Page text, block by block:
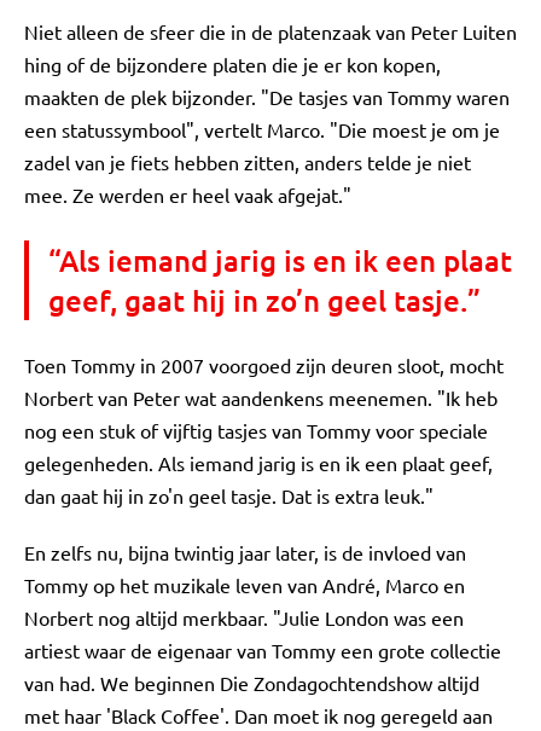
Niet alleen de sfeer die in de platenzaak van Peter Luiten
hing of de bijzondere platen die je er kon kopen,
maakten de plek bijzonder. "De tasjes van Tommy waren
een statussymbool", vertelt Marco. "Die moest je om je
zadel van je fiets hebben zitten, anders telde je niet
mee. Ze werden er heel vaak afgejat."
“Als iemand jarig is en ik een plaat
geef, gaat hij in zo’n geel tasje.”
Toen Tommy in 2007 voorgoed zijn deuren sloot, mocht
Norbert van Peter wat aandenkens meenemen. "Ik heb
nog een stuk of vijftig tasjes van Tommy voor speciale
gelegenheden. Als iemand jarig is en ik een plaat geef,
dan gaat hij in zo'n geel tasje. Dat is extra leuk."
En zelfs nu, bijna twintig jaar later, is de invloed van
Tommy op het muzikale leven van André, Marco en
Norbert nog altijd merkbaar. "Julie London was een
artiest waar de eigenaar van Tommy een grote collectie
van had. We beginnen Die Zondagochtendshow altijd
met haar 'Black Coffee'. Dan moet ik nog geregeld aan